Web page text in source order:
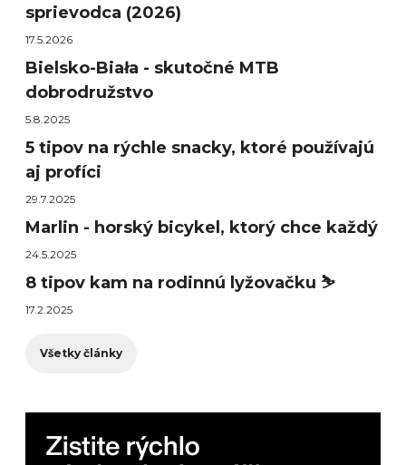
sprievodca (2026)
17.5.2026
Bielsko-Biała - skutočné MTB
dobrodružstvo
5.8.2025
5 tipov na rýchle snacky, ktoré používajú
aj profíci
29.7.2025
Marlin - horský bicykel, ktorý chce každý
24.5.2025
8 tipov kam na rodinnú lyžovačku ⛷️
17.2.2025
Všetky články